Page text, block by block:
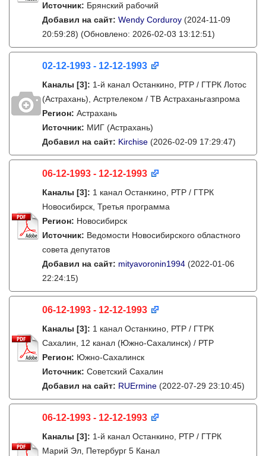
Источник: Брянский рабочий
Добавил на сайт: Wendy Corduroy (2024-11-09
20:59:28) (Обновлено: 2026-02-03 13:12:51)
02-12-1993 - 12-12-1993
Каналы [3]: 1-й канал Останкино, РТР / ГТРК Лотос
(Астрахань), Астртелеком / ТВ Астраханьгазпрома
Регион: Астрахань
Источник: МИГ (Астрахань)
Добавил на сайт: Kirchise (2026-02-09 17:29:47)
06-12-1993 - 12-12-1993
Каналы [3]: 1 канал Останкино, РТР / ГТРК
Новосибирск, Третья программа
Регион: Новосибирск
Источник: Ведомости Новосибирского областного
совета депутатов
Добавил на сайт: mityavoronin1994 (2022-01-06
22:24:15)
06-12-1993 - 12-12-1993
Каналы [3]: 1 канал Останкино, РТР / ГТРК
Сахалин, 12 канал (Южно-Сахалинск) / РТР
Регион: Южно-Сахалинск
Источник: Советский Сахалин
Добавил на сайт: RUErmine (2022-07-29 23:10:45)
06-12-1993 - 12-12-1993
Каналы [3]: 1-й канал Останкино, РТР / ГТРК
Марий Эл, Петербург 5 Канал